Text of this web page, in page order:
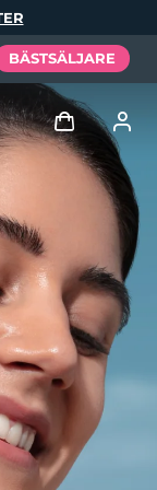
BÄSTSÄLJARE
Logga in
Mina enheter
adresser
中文